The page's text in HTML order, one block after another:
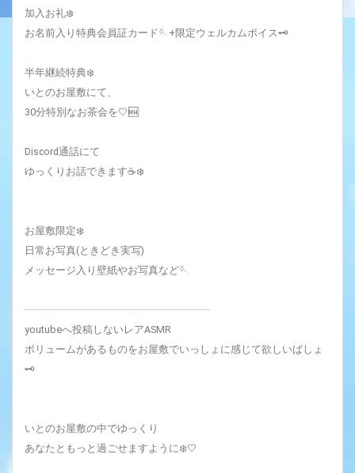
加入お礼❄️‎
お名前入り特典会員証カード🪡+限定ウェルカムボイス🗝
半年継続特典❄️
いとのお屋敷にて、
30分特別なお茶会を🤍🆕
Discord通話にて
ゆっくりお話できます☕❄️
お屋敷限定❄️‎
日常お写真(ときどき実写)
メッセージ入り壁紙やお写真など🪡
┈┈┈┈┈┈┈┈┈┈┈┈┈┈┈┈┈┈
youtubeへ投稿しないレアASMR
ボリュームがあるものをお屋敷でいっしょに感じて欲しいばしょ
🗝
いとのお屋敷の中でゆっくり
あなたともっと過ごせますように❄️‎🤍